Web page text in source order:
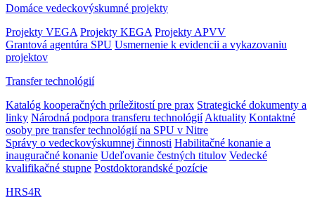
Domáce vedeckovýskumné projekty
Projekty VEGA Projekty KEGA Projekty APVV
Grantová agentúra SPU Usmernenie k evidencii a vykazovaniu
projektov
Transfer technológií
Katalóg kooperačných príležitostí pre prax Strategické dokumenty a
linky Národná podpora transferu technológiíAktuality Kontaktné
osoby pre transfer technológií na SPU v Nitre
Správy o vedeckovýskumnej činnosti Habilitačné konanie a
inauguračné konanie Udeľovanie čestných titulov Vedecké
kvalifikačné stupne Postdoktorandské pozície
HRS4R